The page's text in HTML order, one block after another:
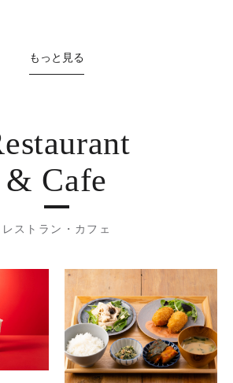
もっと見る
& Cafe
レストラン・カフェ